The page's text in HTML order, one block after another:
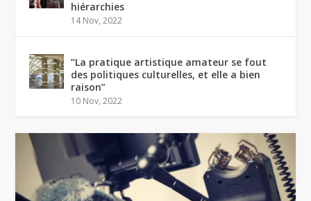
hiérarchies
14 Nov, 2022
“La pratique artistique amateur se fout
des politiques culturelles, et elle a bien
raison”
10 Nov, 2022